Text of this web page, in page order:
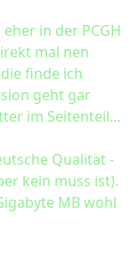
in der PCGH
mal nen
finde ich
geht gar
im Seitenteil...
Qualität -
kein muss ist).
MB wohl